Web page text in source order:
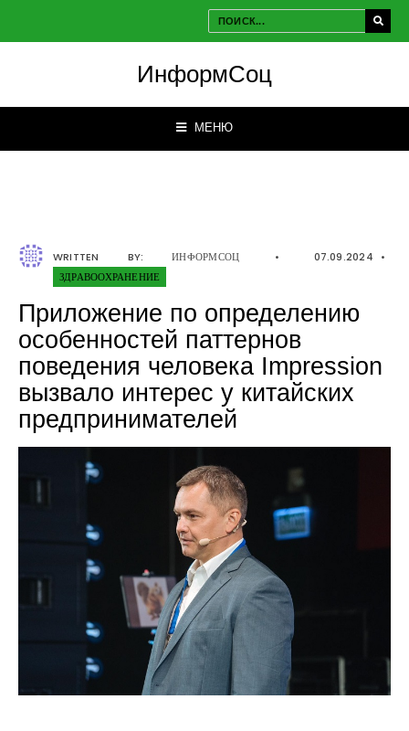
ИнформСоц
МЕНЮ
WRITTEN BY:ИНФОРМСОЦ • 07.09.2024
•
ЗДРАВООХРАНЕНИЕ
Приложение по определению
особенностей паттернов
поведения человека Impression
вызвало интерес у китайских
предпринимателей